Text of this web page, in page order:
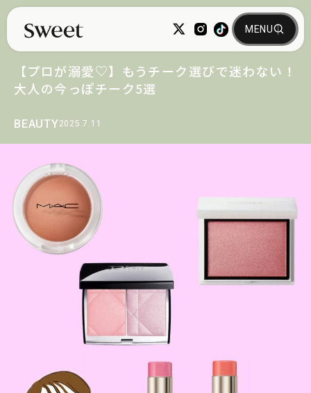
BEAUTY2025.7.11
【プロが溺愛♡】もうチーク選びで迷わない！
大人の今っぽチーク5選